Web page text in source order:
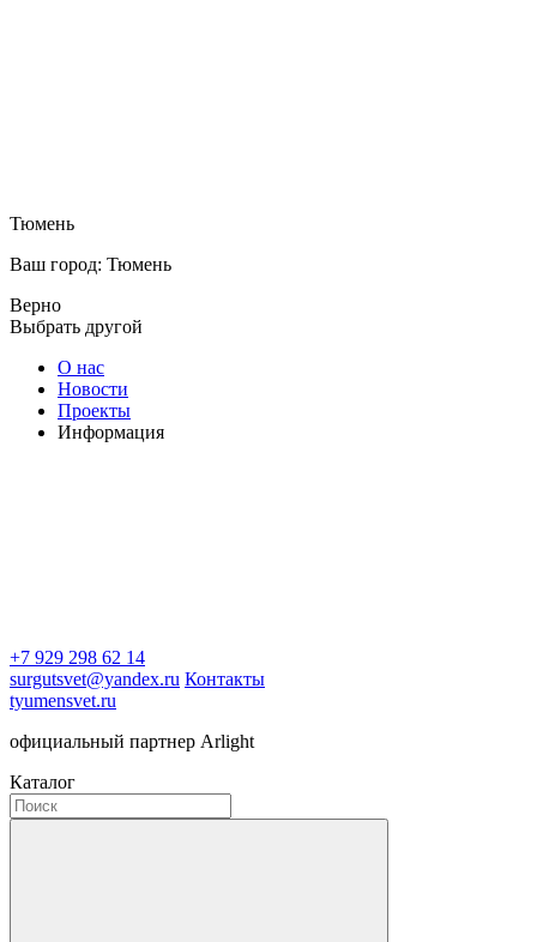
Тюмень
Ваш город: Тюмень
Верно
Выбрать другой
О нас
Новости
Проекты
Информация
+7 929 298 62 14
surgutsvet@yandex.ru Контакты
tyumensvet.ru
официальный партнер Arlight
Каталог